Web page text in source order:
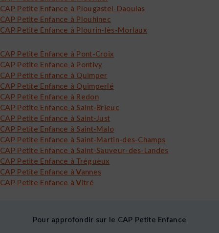
CAP Petite Enfance à Plougastel-Daoulas
CAP Petite Enfance à Plouhinec
CAP Petite Enfance à Plourin-lès-Morlaux
CAP Petite Enfance à Pont-Croix
CAP Petite Enfance à Pontivy
CAP Petite Enfance à Quimper
CAP Petite Enfance à Quimperlé
CAP Petite Enfance à Redon
CAP Petite Enfance à Saint-Brieuc
CAP Petite Enfance à Saint-Just
CAP Petite Enfance à Saint-Malo
CAP Petite Enfance à Saint-Martin-des-Champs
CAP Petite Enfance à Saint-Sauveur-des-Landes
CAP Petite Enfance à Trégueux
CAP Petite Enfance à Vannes
CAP Petite Enfance à Vitré
Pour approfondir sur le CAP Petite Enfance